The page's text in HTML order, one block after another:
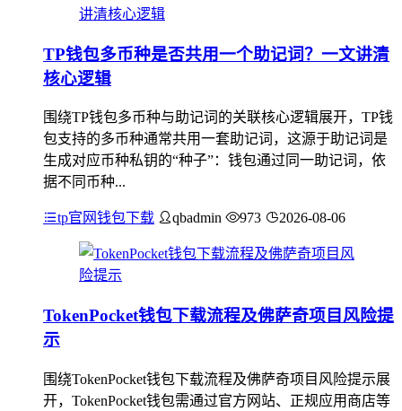
TP钱包多币种是否共用一个助记词？一文讲清
核心逻辑
围绕TP钱包多币种与助记词的关联核心逻辑展开，TP钱
包支持的多币种通常共用一套助记词，这源于助记词是
生成对应币种私钥的“种子”：钱包通过同一助记词，依
据不同币种...
tp官网钱包下载 qbadmin 973 2026-08-06
TokenPocket钱包下载流程及佛萨奇项目风险提
示
围绕TokenPocket钱包下载流程及佛萨奇项目风险提示展
开，TokenPocket钱包需通过官方网站、正规应用商店等